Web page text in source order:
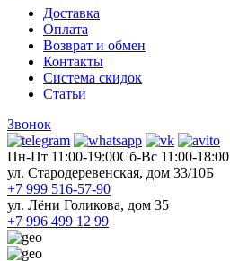
Доставка
Оплата
Возврат и обмен
Контакты
Система скидок
Статьи
Звонок
Пн-Пт 11:00-19:00Cб-Вс 11:00-18:00
ул. Стародеревенская, дом 33/10Б
+7 999 516-57-90
ул. Лёни Голикова, дом 35
+7 996 499 12 99